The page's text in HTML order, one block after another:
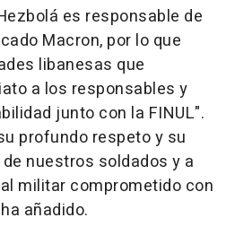
es responsable de
Macron, por lo que
libanesas que
a los responsables y
junto con la FINUL".
profundo respeto y su
nuestros soldados y a
militar comprometido con
añadido.